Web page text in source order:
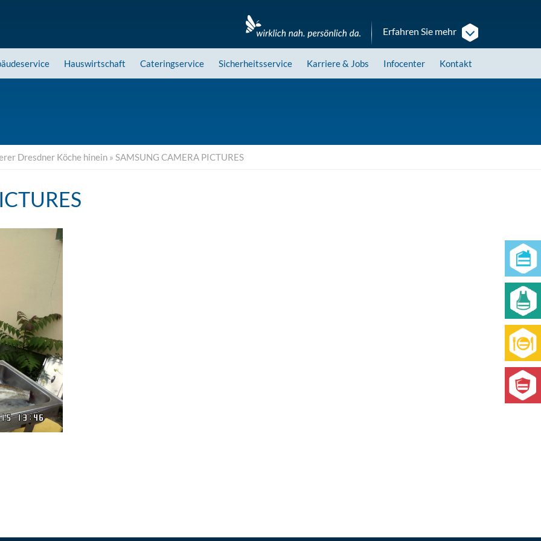
Erfahren Sie mehr
Hauswirtschaft Cateringservice Sicherheitsservice Karriere& Jobs Infocenter Kontakt
Dresdner Köche hinein » SAMSUNG CAMERA PICTURES